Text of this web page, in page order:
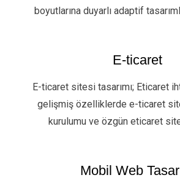
boyutlarına duyarlı adaptif
E-ticaret
E-ticaret sitesi tasarımı; Eticaret
gelişmiş özelliklerde e-ticaret
kurulumu ve özgün eticaret
Mobil Web